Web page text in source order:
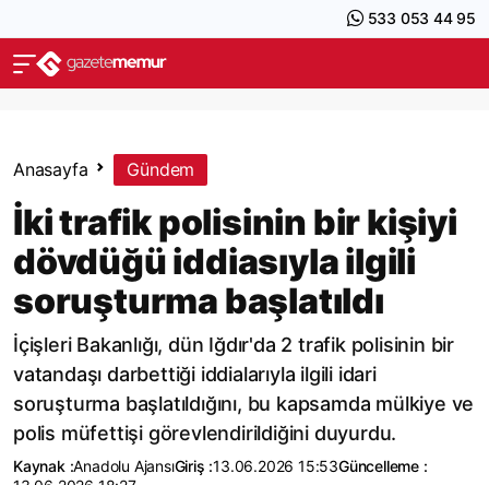
533 053 44 95
Anasayfa Gündem
İki trafik polisinin bir kişiyi
dövdüğü iddiasıyla ilgili
soruşturma başlatıldı
İçişleri Bakanlığı, dün Iğdır'da 2 trafik polisinin bir
vatandaşı darbettiği iddialarıyla ilgili idari
soruşturma başlatıldığını, bu kapsamda mülkiye ve
polis müfettişi görevlendirildiğini duyurdu.
Kaynak :Anadolu AjansıGiriş :13.06.2026 15:53Güncelleme :